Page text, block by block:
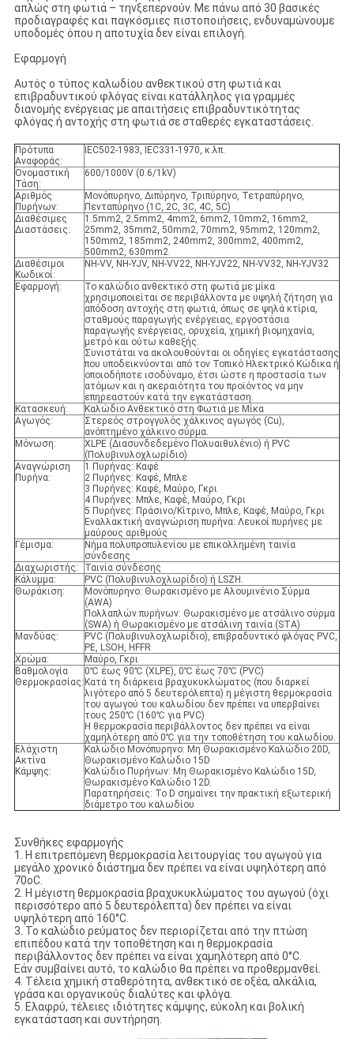
απλώς στη φωτιά – τηνξεπερνούν. Με πάνω από 30 βασικές
προδιαγραφές και παγκόσμιες πιστοποιήσεις, ενδυναμώνουμε
υποδομές όπου η αποτυχία δεν είναι επιλογή.
Εφαρμογή
Αυτός ο τύπος καλωδίου ανθεκτικού στη φωτιά και
επιβραδυντικού φλόγας είναι κατάλληλος για γραμμές
διανομής ενέργειας με απαιτήσεις επιβραδυντικότητας
φλόγας ή αντοχής στη φωτιά σε σταθερές εγκαταστάσεις.
Πρότυπα
Αναφοράς:
IEC502-1983, IEC331-1970, κ.λπ.
Ονομαστική
Τάση:
600/1000V (0.6/1kV)
Αριθμός
Πυρήνων:
Μονόπυρηνο, Διπύρηνο, Τριπύρηνο, Τετραπύρηνο,
Πενταπύρηνο (1C, 2C, 3C, 4C, 5C)
Διαθέσιμες
Διαστάσεις:
1.5mm2, 2.5mm2, 4mm2, 6mm2, 10mm2, 16mm2,
25mm2, 35mm2, 50mm2, 70mm2, 95mm2, 120mm2,
150mm2, 185mm2, 240mm2, 300mm2, 400mm2,
500mm2, 630mm2.
Διαθέσιμοι
Κωδικοί:
NH-VV, NH-YJV, NH-VV22, NH-YJV22, NH-VV32, NH-YJV32
Εφαρμογή:
Το καλώδιο ανθεκτικό στη φωτιά με μίκα
χρησιμοποιείται σε περιβάλλοντα με υψηλή ζήτηση για
απόδοση αντοχής στη φωτιά, όπως σε ψηλά κτίρια,
σταθμούς παραγωγής ενέργειας, εργοστάσια
παραγωγής ενέργειας, ορυχεία, χημική βιομηχανία,
μετρό και ούτω καθεξής.
Συνιστάται να ακολουθούνται οι οδηγίες εγκατάστασης
που υποδεικνύονται από τον Τοπικό Ηλεκτρικό Κώδικα ή
οποιοδήποτε ισοδύναμο, έτσι ώστε η προστασία των
ατόμων και η ακεραιότητα του προϊόντος να μην
επηρεαστούν κατά την εγκατάσταση.
Κατασκευή:
Καλώδιο Ανθεκτικό στη Φωτιά με Μίκα
Αγωγός:
Στερεός στρογγυλός χάλκινος αγωγός (Cu),
ανόπτημένο χάλκινο σύρμα.
Μόνωση:
XLPE (Διασυνδεδεμένο Πολυαιθυλένιο) ή PVC
(Πολυβινυλοχλωρίδιο)
Αναγνώριση
Πυρήνα:
1 Πυρήνας: Καφέ
2 Πυρήνες: Καφέ, Μπλε
3 Πυρήνες: Καφέ, Μαύρο, Γκρι
4 Πυρήνες: Μπλε, Καφέ, Μαύρο, Γκρι
5 Πυρήνες: Πράσινο/Κίτρινο, Μπλε, Καφέ, Μαύρο, Γκρι
Εναλλακτική αναγνώριση πυρήνα: Λευκοί πυρήνες με
μαύρους αριθμούς
Γέμισμα:
Νήμα πολυπροπυλενίου με επικολλημένη ταινία
σύνδεσης
Διαχωριστής:
Ταινία σύνδεσης
Κάλυμμα:
PVC (Πολυβινυλοχλωρίδιο) ή LSZH.
Θωράκιση:
Μονόπυρηνο: Θωρακισμένο με Αλουμινένιο Σύρμα
(AWA)
Πολλαπλών πυρήνων: Θωρακισμένο με ατσάλινο σύρμα
(SWA) ή Θωρακισμένο με ατσάλινη ταινία (STA)
Μανδύας:
PVC (Πολυβινυλοχλωρίδιο), επιβραδυντικό φλόγας PVC,
PE, LSOH, HFFR
Χρώμα:
Μαύρο, Γκρι
Βαθμολογία
Θερμοκρασίας:
0℃ έως 90℃ (XLPE), 0℃ έως 70℃ (PVC)
Κατά τη διάρκεια βραχυκυκλώματος (που διαρκεί
λιγότερο από 5 δευτερόλεπτα) η μέγιστη θερμοκρασία
του αγωγού του καλωδίου δεν πρέπει να υπερβαίνει
τους 250℃ (160℃ για PVC)
Η θερμοκρασία περιβάλλοντος δεν πρέπει να είναι
χαμηλότερη από 0℃ για την τοποθέτηση του καλωδίου.
Ελάχιστη
Ακτίνα
Κάμψης:
Καλώδιο Μονόπυρηνο: Μη Θωρακισμένο Καλώδιο 20D,
Θωρακισμένο Καλώδιο 15D
Καλώδιο Πυρήνων: Μη Θωρακισμένο Καλώδιο 15D,
Θωρακισμένο Καλώδιο 12D.
Παρατηρήσεις: Το D σημαίνει την πρακτική εξωτερική
διάμετρο του καλωδίου
Συνθήκες εφαρμογής
1. Η επιτρεπόμενη θερμοκρασία λειτουργίας του αγωγού για
μεγάλο χρονικό διάστημα δεν πρέπει να είναι υψηλότερη από
70oC.
2. Η μέγιστη θερμοκρασία βραχυκυκλώματος του αγωγού (όχι
περισσότερο από 5 δευτερόλεπτα) δεν πρέπει να είναι
υψηλότερη από 160°C.
3. Το καλώδιο ρεύματος δεν περιορίζεται από την πτώση
επιπέδου κατά την τοποθέτηση και η θερμοκρασία
περιβάλλοντος δεν πρέπει να είναι χαμηλότερη από 0°C.
Εάν συμβαίνει αυτό, το καλώδιο θα πρέπει να προθερμανθεί.
4. Τέλεια χημική σταθερότητα, ανθεκτικό σε οξέα, αλκάλια,
γράσα και οργανικούς διαλύτες και φλόγα.
5. Ελαφρύ, τέλειες ιδιότητες κάμψης, εύκολη και βολική
εγκατάσταση και συντήρηση.